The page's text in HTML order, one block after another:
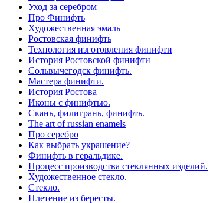
Уход за серебром
Про Финифть
Художественная эмаль
Ростовская финифть
Технология изготовления финифти
История Ростовской финифти
Сольвычегодск финифть.
Мастера финифти.
История Ростова
Иконы с финифтью.
Скань, филигрань, финифть.
The art of russian enamels
Про серебро
Как выбрать украшение?
Финифть в геральдике.
Процесс производства стеклянных изделий.
Художественное стекло.
Стекло.
Плетение из бересты.